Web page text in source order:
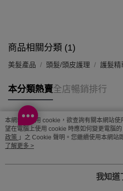
確認發貨後1-3 工作天送達，訂單將
取。逾期會取消訂單，並不會安排重
每筆HK$20.00，滿HK$100.00或以上
(澳門門市) 只顯示可選門市。確認發
取。逾期會取消訂單，並不會安排重寄
每筆HK$20.00，滿HK$100.00或以
澳門地區配送 - 確認發貨後1-4個工作
商品相關分類 (1)
美髮產品 頭髮/頭皮護理 護髮精
本分類熱賣全店暢銷排行
熱門標籤
熱銷排行
本網站中使用 cookie，欲查詢有關本網站
望在電腦上使用 cookie 時應如何變更電腦
政策 」之 Cookie 聲明。您繼續使用本網站
條款之 Cookie 聲明使用 cookie。
了解更多 >
我知道